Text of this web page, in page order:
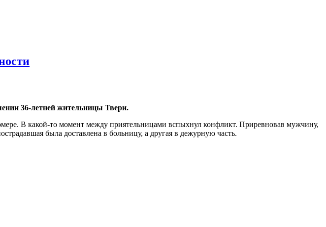
36-летней жительницы Твери.
В какой-то момент между приятельницами вспыхнул конфликт. Приревновав мужчину,
была доставлена в больницу, а другая в дежурную часть.